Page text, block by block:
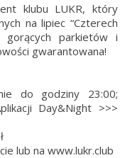
klubu LUKR, który
na lipiec “Czterech
parkietów i
gwarantowana!
do godziny 23:00;
Day&Night >>>
lub na www.lukr.club